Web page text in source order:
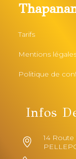
Tarifs
Mentions
Politique de
Infos
14